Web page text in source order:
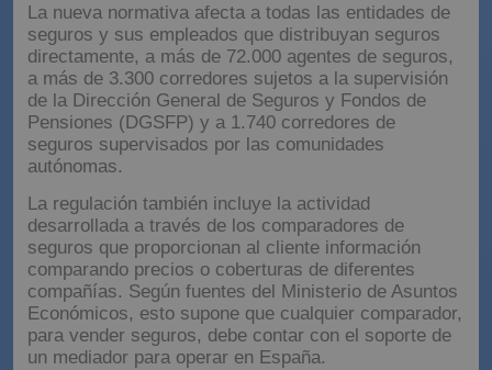
La nueva normativa afecta a todas las entidades de
seguros y sus empleados que distribuyan seguros
directamente, a más de 72.000 agentes de seguros,
a más de 3.300 corredores sujetos a la supervisión
de la Dirección General de Seguros y Fondos de
Pensiones (DGSFP) y a 1.740 corredores de
seguros supervisados por las comunidades
autónomas.
La regulación también incluye la actividad
desarrollada a través de los comparadores de
seguros que proporcionan al cliente información
comparando precios o coberturas de diferentes
compañías. Según fuentes del Ministerio de Asuntos
Económicos, esto supone que cualquier comparador,
para vender seguros, debe contar con el soporte de
un mediador para operar en España.